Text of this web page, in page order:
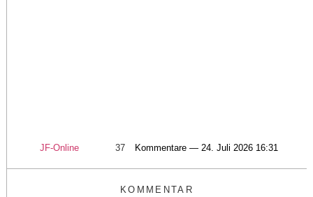
JF-Online 37 Kommentare — 24. Juli 2026 16:31
KOMMENTAR